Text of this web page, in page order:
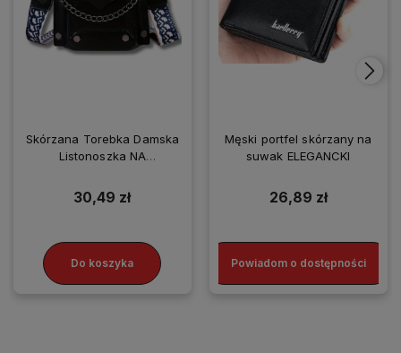
Skórzana Torebka Damska
Listonoszka NA
30,49 zł
Do koszyka
Męski portfel skórzany na
suwak ELEGANCKI
26,89 zł
Powiadom o dostępności